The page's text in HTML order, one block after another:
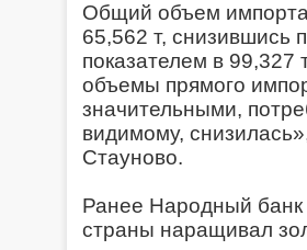
Общий объем импорта
65,562 т, снизившись
показателем в 99,327
объемы прямого
значительными,
видимому,
Стауново.
Ранее Народный
страны наращивал